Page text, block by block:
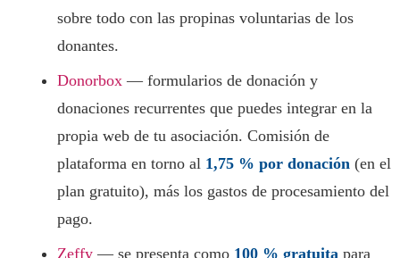
sobre todo con las propinas voluntarias de los
donantes.
Donorbox — formularios de donación y
donaciones recurrentes que puedes integrar en la
propia web de tu asociación. Comisión de
plataforma en torno al 1,75 % por donación (en el
plan gratuito), más los gastos de procesamiento del
pago.
Zeffy — se presenta como 100 % gratuita para